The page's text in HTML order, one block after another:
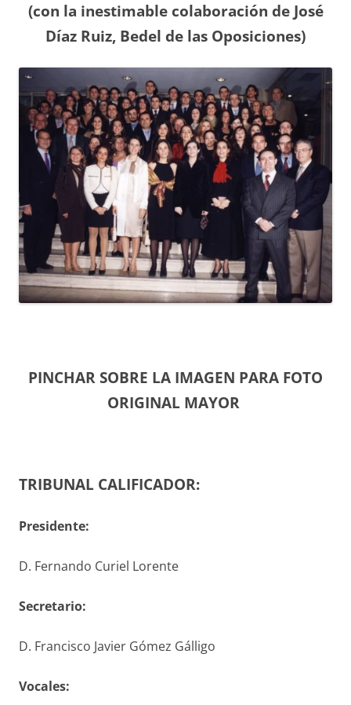
(con la inestimable colaboración de José
Díaz Ruiz, Bedel de las Oposiciones)
PINCHAR SOBRE LA IMAGEN PARA FOTO
ORIGINAL MAYOR
TRIBUNAL CALIFICADOR:
Presidente:
D. Fernando Curiel Lorente
Secretario:
D. Francisco Javier Gómez Gálligo
Vocales: